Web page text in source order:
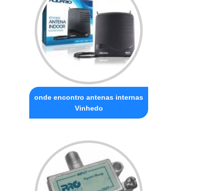
onde encontro antenas internas
Vinhedo